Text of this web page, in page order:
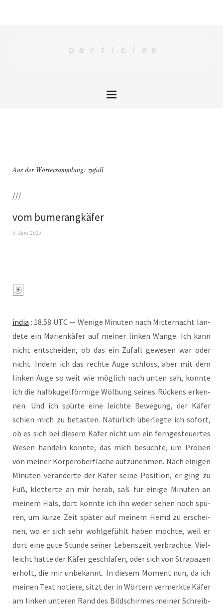
Aus der Wörtersammlung: zufall
///
vom bumerangkäfer
5. Juni 2025
india : 18.58 UTC — Weni­ge Minu­ten nach Mit­ter­nacht lan­
de­te ein Mari­en­kä­fer auf mei­ner lin­ken Wan­ge. Ich kann
nicht ent­schei­den, ob das ein Zufall gewe­sen war oder
nicht. Indem ich das rech­te Auge schloss, aber mit dem
lin­ken Auge so weit wie mög­lich nach unten sah, konn­te
ich die halb­ku­gel­för­mi­ge Wöl­bung sei­nes Rückens erken­
nen. Und ich spür­te eine leich­te Bewe­gung, der Käfer
schien mich zu betas­ten. Natür­lich über­leg­te ich sofort,
ob es sich bei die­sem Käfer nicht um ein fern­ge­steu­er­tes
Wesen han­deln könn­te, das mich besuch­te, um Pro­ben
von mei­ner Kör­per­ober­flä­che auf­zu­neh­men. Nach eini­gen
Minu­ten ver­än­der­te der Käfer sei­ne Posi­ti­on, er ging zu
Fuß, klet­ter­te an mir her­ab, saß für eini­ge Minu­ten an
mei­nem Hals, dort konn­te ich ihn weder sehen noch spü­
ren, um kur­ze Zeit spä­ter auf mei­nem Hemd zu erschei­
nen, wo er sich sehr wohl­ge­fühlt haben moch­te, weil er
dort eine gute Stun­de sei­ner Lebens­zeit ver­brach­te. Viel­
leicht hat­te der Käfer geschla­fen, oder sich von Stra­pa­zen
erholt, die mir unbe­kannt. In die­sem Moment nun, da ich
mei­nen Text notie­re, sitzt der in Wör­tern ver­merk­te Käfer
am lin­ken unte­ren Rand des Bild­schir­mes mei­ner Schreib­